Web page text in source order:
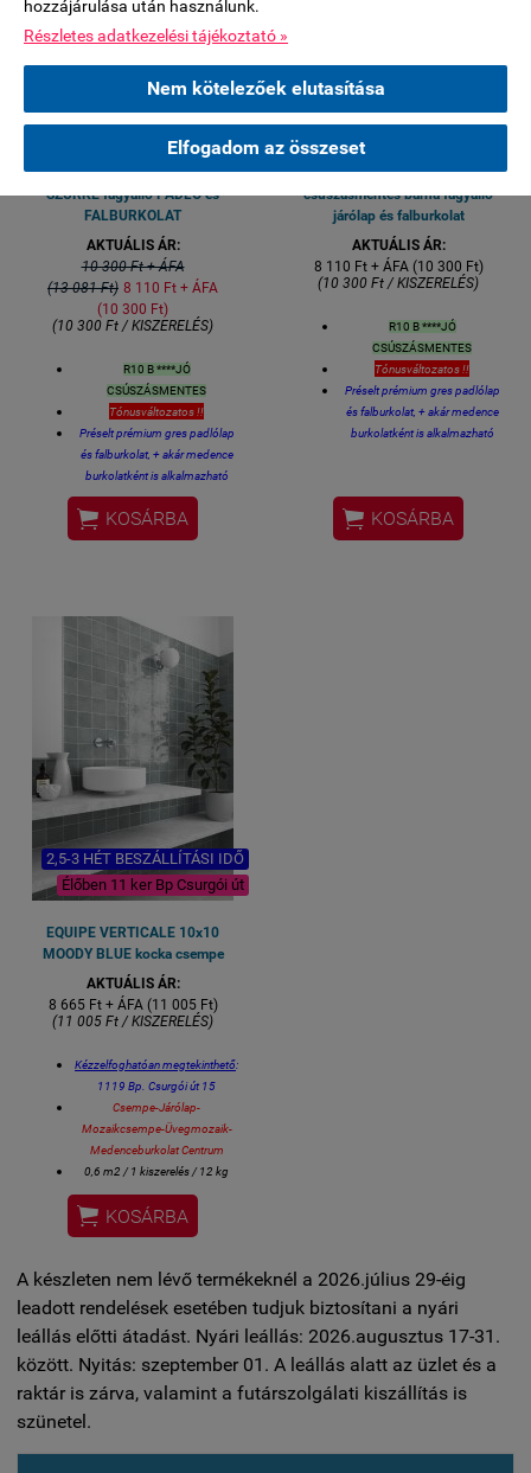
hozzájárulása után használunk.
Részletes adatkezelési tájékoztató »
Nem kötelezőek elutasítása
Elfogadom az összeset
Élőben 11 ker Bp Csurgói út
R10 B CSÚSZÁSMENTESSÉG
10x10 STAGE Charcoa SÖTÉT
SZÜRKE fagyálló PADLÓ és
FALBURKOLAT
AKTUÁLIS ÁR:
10 300 Ft + ÁFA
(13 081 Ft) 8 110 Ft + ÁFA
(10 300 Ft)
(10 300 Ft / KISZERELÉS)
R10 B ****JÓ
CSÚSZÁSMENTES
Tónusváltozatos !!
Préselt prémium gres padlólap
és falburkolat, + akár medence
burkolatként is alkalmazható
Felhasználható: kültéri fagyálló
padlóburkolat, medence köré,
teraszra és erkélyre, lépcsőre,
R10 csúszásmentesség
0,6 m2 / kiszerelés /
11,5 kg
Vastagsága 8 mm
 KOSÁRBA
2,5-3 HÉT BESZÁLLÍTÁSI IDŐ
Élőben 11 ker Bp Csurgói út
R10 B CSÚSZÁSMENTESSÉG
10x10 STAGE BROWN
csúszásmentes barna fagyálló
járólap és falburkolat
AKTUÁLIS ÁR:
8 110 Ft + ÁFA (10 300 Ft)
(10 300 Ft / KISZERELÉS)
R10 B ****JÓ
CSÚSZÁSMENTES
Tónusváltozatos !!
Préselt prémium gres padlólap
és falburkolat, + akár medence
burkolatként is alkalmazható
teraszra és erkélyre, lépcsőre,
feljáróra, fürdőszoba padló és fal
10x10 cm lapméret
 KOSÁRBA
2,5-3 HÉT BESZÁLLÍTÁSI IDŐ
Élőben 11 ker Bp Csurgói út
EQUIPE VERTICALE 10x10
MOODY BLUE kocka csempe
AKTUÁLIS ÁR:
8 665 Ft + ÁFA (11 005 Ft)
(11 005 Ft / KISZERELÉS)
Kézzelfoghatóan megtekinthető:
1119 Bp. Csurgói út 15
Csempe-Járólap-
Mozaikcsempe-Üvegmozaik-
Medenceburkolat Centrum
0,6 m2 / 1 kiszerelés / 12 kg
Méret: 10 x 10 cm / csempe
V4 - Erősen tónus változatos
csempeburkolat!!
konyhai csak csempe, éttermi
design csak csempe is,
stb....
 KOSÁRBA
A készleten nem lévő termékeknél a 2026.július 29-éig
leadott rendelések esetében tudjuk biztosítani a nyári
leállás előtti átadást. Nyári leállás: 2026.augusztus 17-31.
között. Nyitás: szeptember 01. A leállás alatt az üzlet és a
raktár is zárva, valamint a futárszolgálati kiszállítás is
szünetel.